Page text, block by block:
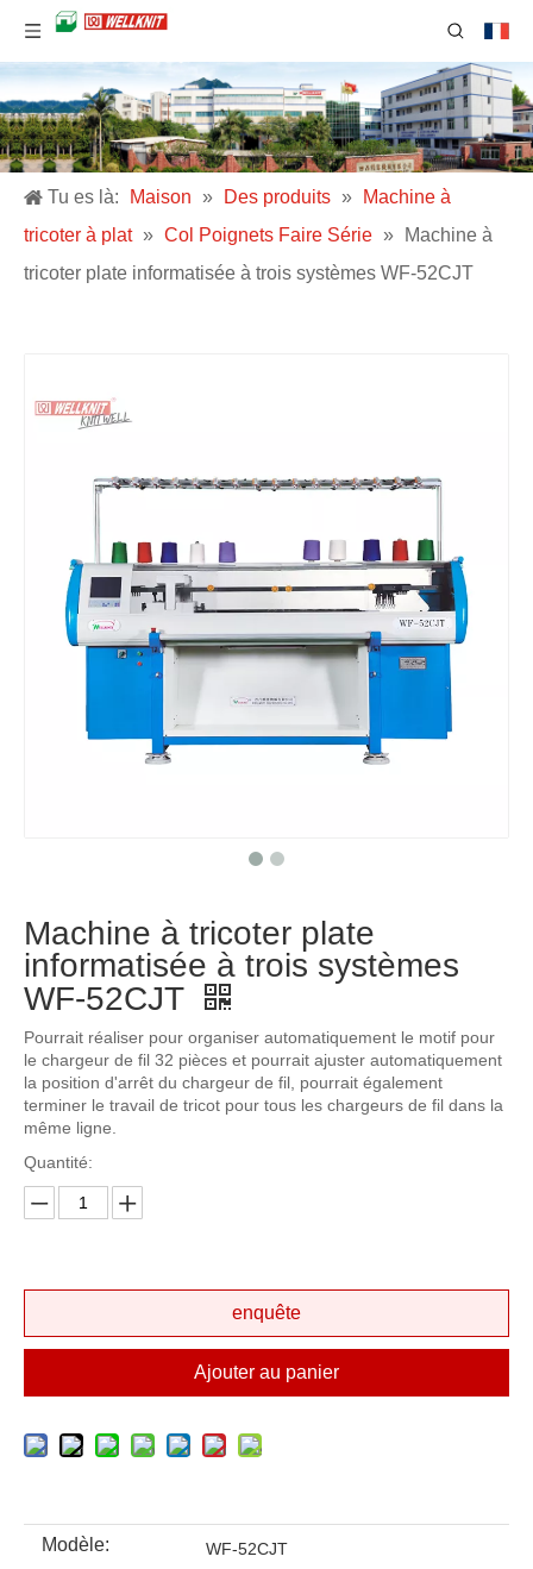
Tu es là: Maison » Des produits »
Machine à
tricoter à plat » Col Poignets Faire Série »
Machine à
tricoter plate informatisée à trois systèmes WF-52CJT
Machine à tricoter plate
informatisée à trois systèmes
WF-52CJT
Pourrait réaliser pour organiser automatiquement le motif pour
le chargeur de fil 32 pièces et pourrait ajuster automatiquement
la position d'arrêt du chargeur de fil, pourrait également
terminer le travail de tricot pour tous les chargeurs de fil dans la
même ligne.
Quantité:
enquête
Ajouter au panier
Modèle: WF-52CJT